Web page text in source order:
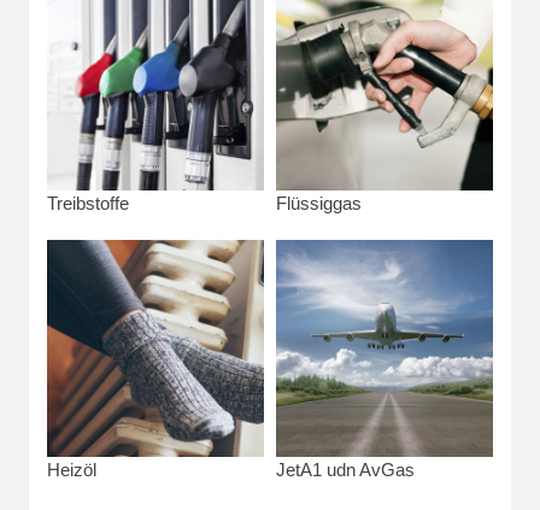
Treibstoffe Flüssiggas
Heizöl JetA1 udn AvGas